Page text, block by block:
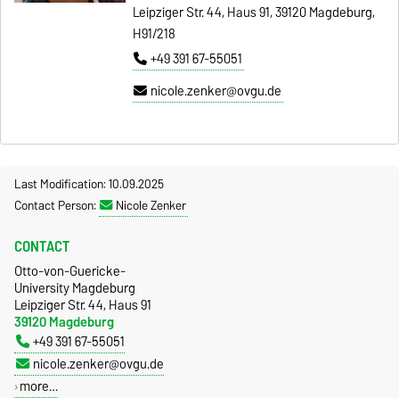
Leipziger Str. 44, Haus 91, 39120 Magdeburg,
H91/218
+49 391 67-55051
nicole.zenker@ovgu.de
Last Modification: 10.09.2025
Contact Person:
Nicole Zenker
CONTACT
Otto-von-Guericke-
University Magdeburg
Leipziger Str. 44, Haus 91
39120 Magdeburg
+49 391 67-55051
nicole.zenker@ovgu.de
more…